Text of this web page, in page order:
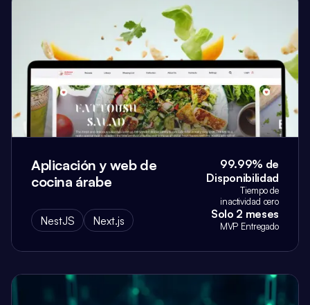
Aplicación y web de
cocina árabe
NestJS Next.js
99.99% de
Disponibilidad
Tiempo de
inactividad cero
Solo 2 meses
MVP Entregado